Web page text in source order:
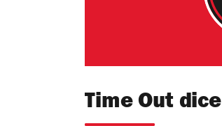
Time Out dice